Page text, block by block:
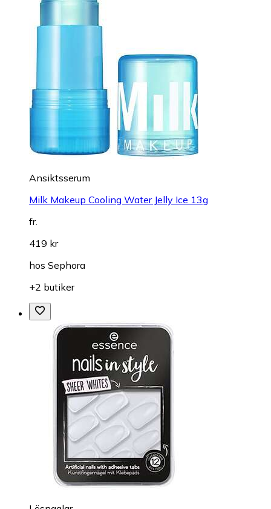
Ansiktsserum
Milk Makeup Cooling Water Jelly Ice 13g
fr.
419 kr
hos Sephora
+2 butiker